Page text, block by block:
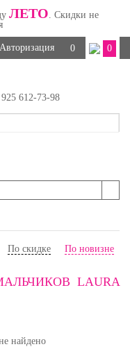
ЛЕТО. Скидки не
Авторизация 0 0
612-73-98
По скидке По новизне
LAURA
найдено